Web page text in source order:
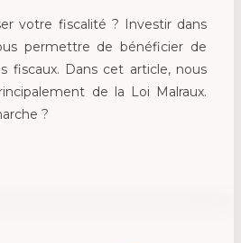
votre fiscalité ? Investir dans
permettre de bénéficier de
fiscaux. Dans cet article, nous
de la Loi Malraux.
?